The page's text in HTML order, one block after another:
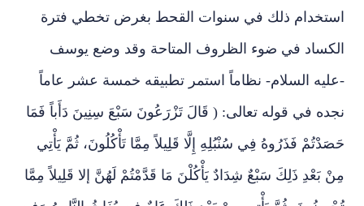
استخدام ذلك في سنوات القحط بغرض تخطي فترة
الكساد في ضوء الظروف المتاحة وقد وضع يوسف
-عليه السلام- نظاماً استمر تطبيقه خمسة عشر عاماً
نجده في قوله تعالى: ( قَالَ تَزْرَعُونَ سَبْعَ سِنِينَ دَأَباً فَمَا
حَصَدْتُمْ فَذَرُوهُ فِي سُنْبُلِهِ إِلَّا قَلِيلاً مِمَّا تَأْكُلُونَ، ثُمَّ يَأْتِي
مِنْ بَعْدِ ذَلِكَ سَبْعٌ شِدَادٌ يَأْكُلْنَ مَا قَدَّمْتُمْ لَهُنَّ إلا قَلِيلاً مِمَّا